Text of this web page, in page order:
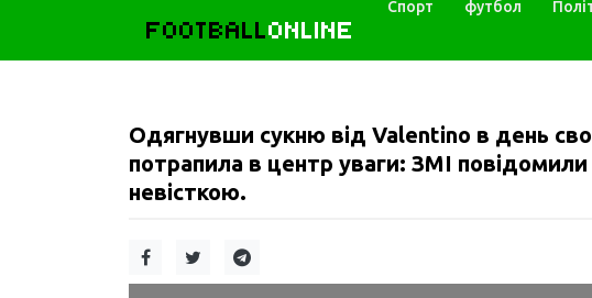
FOOTBALLONLINE
Спорт футбол
Одягнувши сукню від Valentino в день
потрапила в центр уваги: ЗМІ
невісткою.